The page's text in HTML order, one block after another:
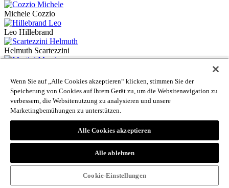
Michele Cozzio
Leo Hillebrand
Helmuth Scartezzini
Waltraud Tschurtschenthaler
Silvia Vernaccini
Mercedes Blaas
Fabrizio Rensi
Stephan Filippi
Wenn Sie auf „Alle Cookies akzeptieren“ klicken, stimmen Sie der
Speicherung von Cookies auf Ihrem Gerät zu, um die Websitenavigation zu
verbessern, die Websitenutzung zu analysieren und unsere
Marketingbemühungen zu unterstützen.
Alle Cookies akzeptieren
Alle ablehnen
Cookie-Einstellungen